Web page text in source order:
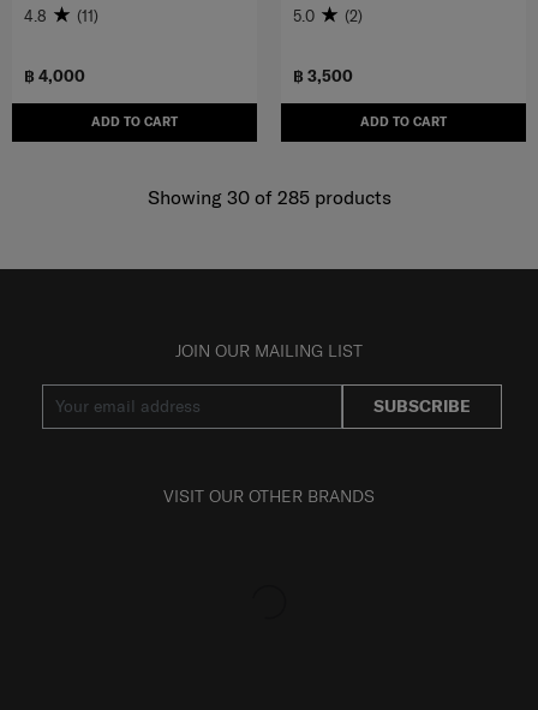
฿ 4,000
ADD TO CART
4.8 (11)
฿ 3,500
ADD TO CART
5.0 (2)
Showing 30of 285products
JOIN OUR MAILING LIST
SUBSCRIBE
VISIT OUR OTHER BRANDS